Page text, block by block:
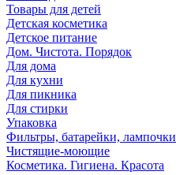
Товары для детей
Детская косметика
Детское питание
Дом. Чистота. Порядок
Для дома
Для кухни
Для пикника
Для стирки
Упаковка
Фильтры, батарейки, лампочки
Чистящие-моющие
Косметика. Гигиена. Красота